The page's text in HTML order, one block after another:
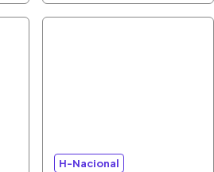
H-Nacional